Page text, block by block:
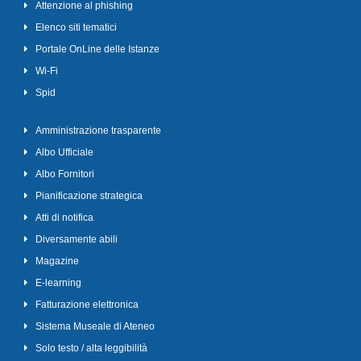
Attenzione al phishing
Elenco siti tematici
Portale OnLine delle Istanze
Wi-Fi
Spid
Amministrazione trasparente
Albo Ufficiale
Albo Fornitori
Pianificazione strategica
Atti di notifica
Diversamente abili
Magazine
E-learning
Fatturazione elettronica
Sistema Museale di Ateneo
Solo testo / alta leggibilità